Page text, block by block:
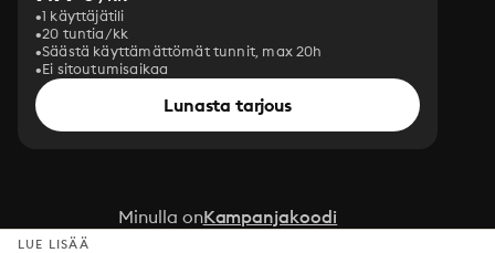
1 käyttäjätili
20 tuntia/kk
Säästä käyttämättömät tunnit, max 20h
Ei sitoutumisaikaa
Lunasta tarjous
Minulla onKampanjakoodi
LUE LISÄÄ